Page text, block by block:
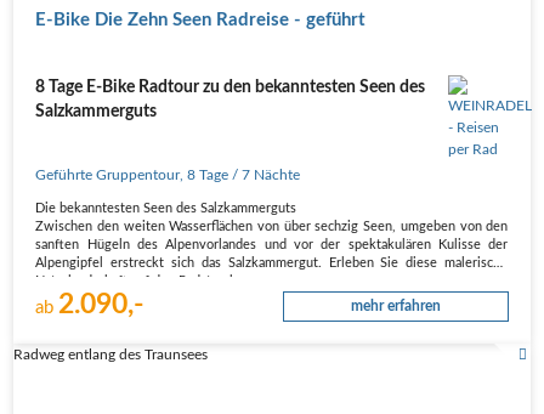
E-Bike Die Zehn Seen Radreise - geführt
8 Tage E-Bike Radtour zu den bekanntesten Seen des
Salzkammerguts
Geführte Gruppentour,8 Tage / 7 Nächte
Die bekanntesten Seen des Salzkammerguts
Zwischen den weiten Wasserflächen von über sechzig Seen, umgeben von den
sanften Hügeln des Alpenvorlandes und vor der spektakulären Kulisse der
Alpengipfel erstreckt sich das Salzkammergut. Erleben Sie diese malerische
ab2.090,- mehr erfahren
Radweg entlang des Traunsees